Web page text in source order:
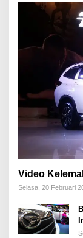
Video
Selasa, 20 Februari